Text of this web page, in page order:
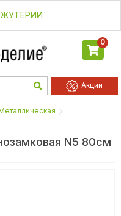
0
Акции
N5 80см